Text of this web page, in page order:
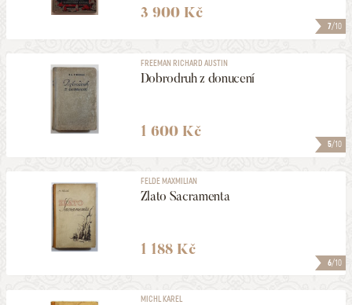
7/10
3 900 Kč
5/10
FREEMAN RICHARD AUSTIN
Dobrodruh z donucení
1 600 Kč
6/10
FELDE MAXMILIAN
Zlato Sacramenta
1 188 Kč
MICHL KAREL